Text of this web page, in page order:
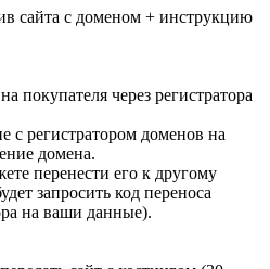
сайта с доменом + инструкцию
покупателя через регистратора
с регистратором доменов на
домена.
перенести его к другому
запросить код переноса
на ваши данные).